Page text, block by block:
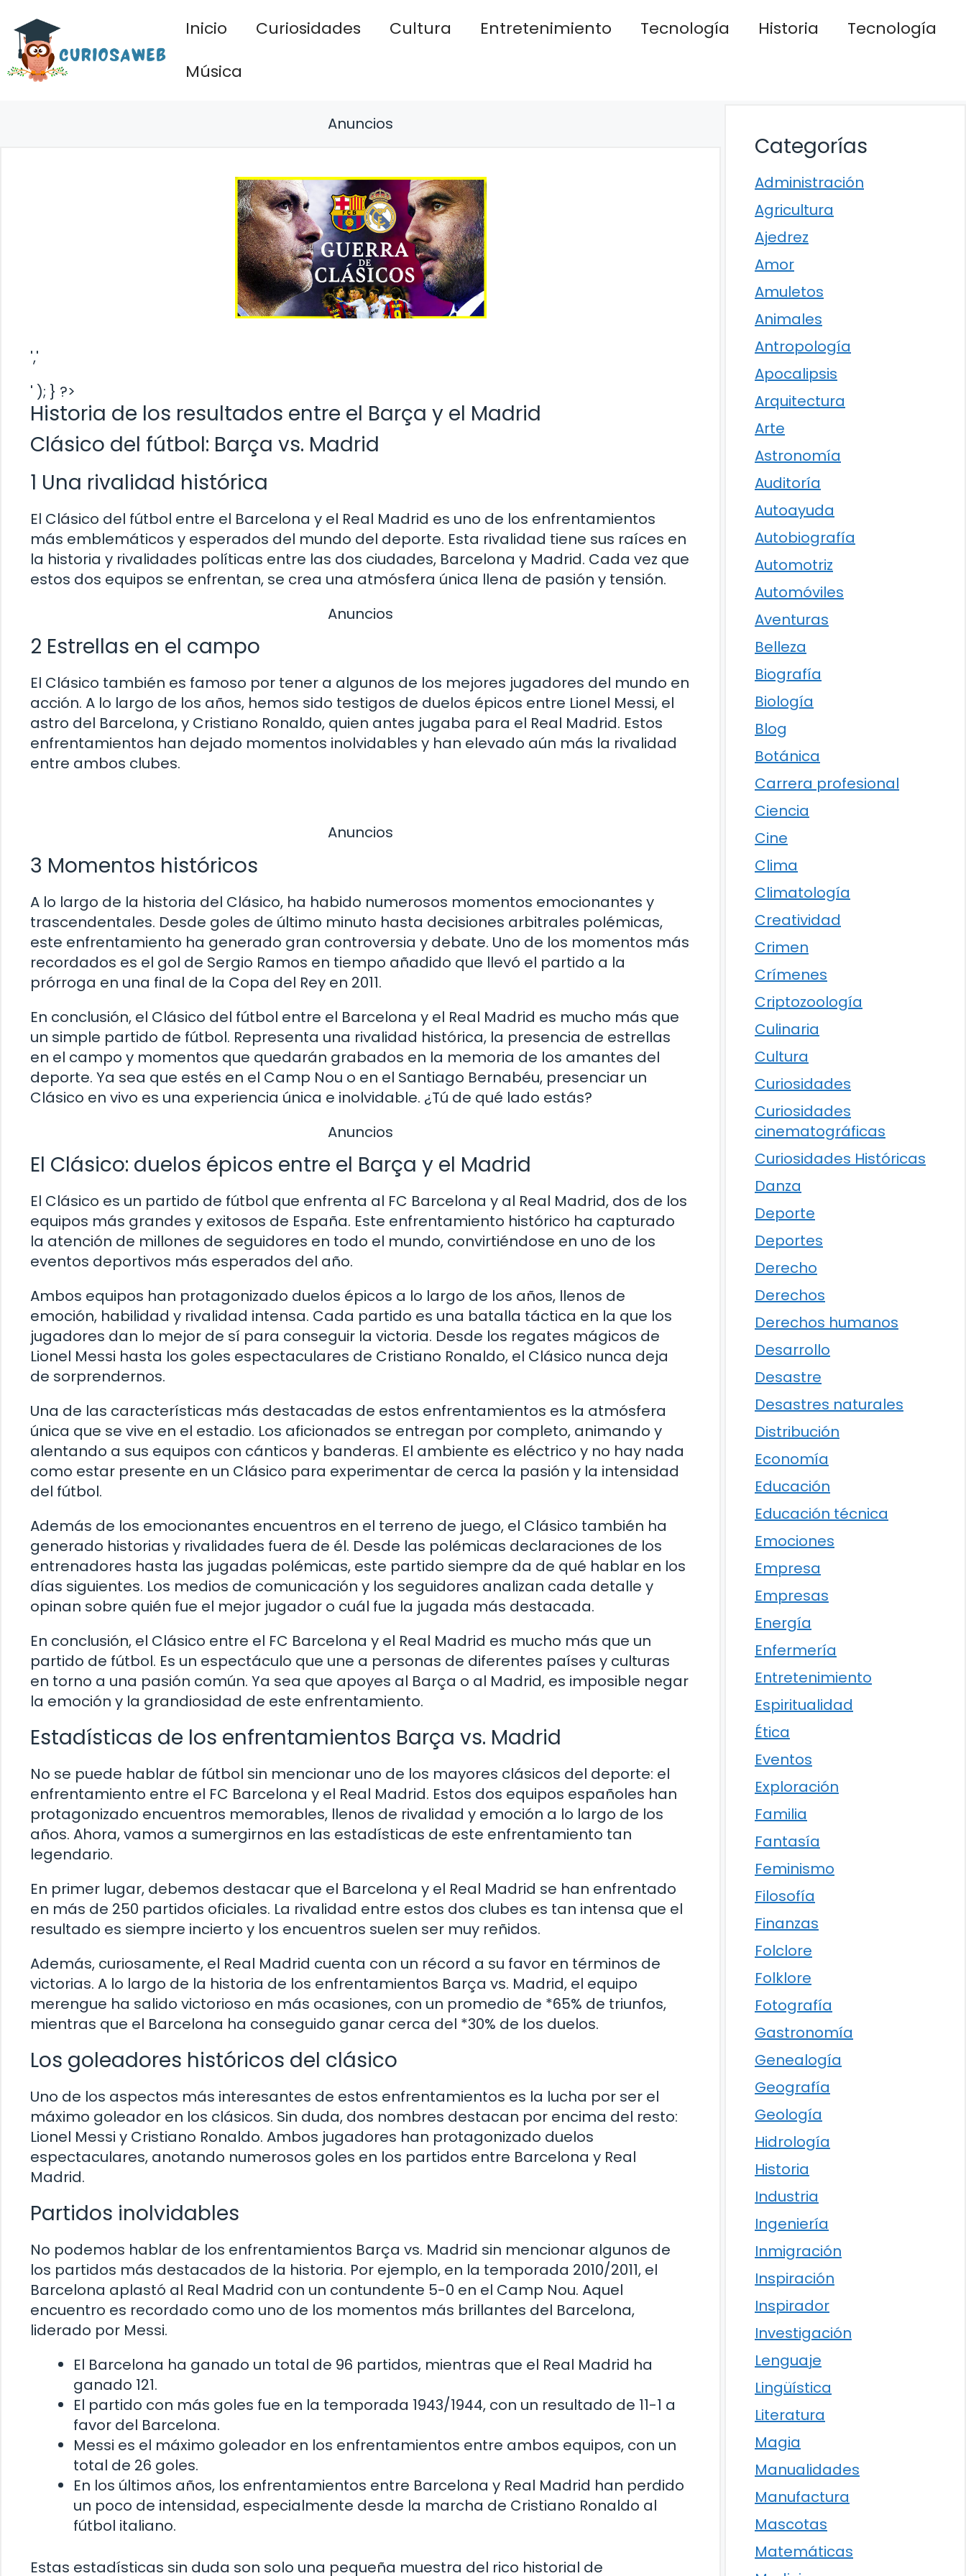
contenido
Inicio Curiosidades Cultura Entretenimiento Tecnología Historia
Tecnología
Música
Anuncios
','
' ); } ?>
Historia de los resultados entre el Barça y el Madrid
Clásico del fútbol: Barça vs. Madrid
1 Una rivalidad histórica
El Clásico del fútbol entre el Barcelona y el Real Madrid es uno de los enfrentamientos
más emblemáticos y esperados del mundo del deporte. Esta rivalidad tiene sus raíces en
la historia y rivalidades políticas entre las dos ciudades, Barcelona y Madrid. Cada vez que
estos dos equipos se enfrentan, se crea una atmósfera única llena de pasión y tensión.
Anuncios
2 Estrellas en el campo
El Clásico también es famoso por tener a algunos de los mejores jugadores del mundo en
acción. A lo largo de los años, hemos sido testigos de duelos épicos entre Lionel Messi, el
astro del Barcelona, y Cristiano Ronaldo, quien antes jugaba para el Real Madrid. Estos
enfrentamientos han dejado momentos inolvidables y han elevado aún más la rivalidad
entre ambos clubes.
Anuncios
3 Momentos históricos
A lo largo de la historia del Clásico, ha habido numerosos momentos emocionantes y
trascendentales. Desde goles de último minuto hasta decisiones arbitrales polémicas,
este enfrentamiento ha generado gran controversia y debate. Uno de los momentos más
recordados es el gol de Sergio Ramos en tiempo añadido que llevó el partido a la
prórroga en una final de la Copa del Rey en 2011.
En conclusión, el Clásico del fútbol entre el Barcelona y el Real Madrid es mucho más que
un simple partido de fútbol. Representa una rivalidad histórica, la presencia de estrellas
en el campo y momentos que quedarán grabados en la memoria de los amantes del
deporte. Ya sea que estés en el Camp Nou o en el Santiago Bernabéu, presenciar un
Clásico en vivo es una experiencia única e inolvidable. ¿Tú de qué lado estás?
Anuncios
El Clásico: duelos épicos entre el Barça y el Madrid
El Clásico es un partido de fútbol que enfrenta al FC Barcelona y al Real Madrid, dos de los
equipos más grandes y exitosos de España. Este enfrentamiento histórico ha capturado
la atención de millones de seguidores en todo el mundo, convirtiéndose en uno de los
eventos deportivos más esperados del año.
Ambos equipos han protagonizado duelos épicos a lo largo de los años, llenos de
emoción, habilidad y rivalidad intensa. Cada partido es una batalla táctica en la que los
jugadores dan lo mejor de sí para conseguir la victoria. Desde los regates mágicos de
Lionel Messi hasta los goles espectaculares de Cristiano Ronaldo, el Clásico nunca deja
de sorprendernos.
Una de las características más destacadas de estos enfrentamientos es la atmósfera
única que se vive en el estadio. Los aficionados se entregan por completo, animando y
alentando a sus equipos con cánticos y banderas. El ambiente es eléctrico y no hay nada
como estar presente en un Clásico para experimentar de cerca la pasión y la intensidad
del fútbol.
Además de los emocionantes encuentros en el terreno de juego, el Clásico también ha
generado historias y rivalidades fuera de él. Desde las polémicas declaraciones de los
entrenadores hasta las jugadas polémicas, este partido siempre da de qué hablar en los
días siguientes. Los medios de comunicación y los seguidores analizan cada detalle y
opinan sobre quién fue el mejor jugador o cuál fue la jugada más destacada.
En conclusión, el Clásico entre el FC Barcelona y el Real Madrid es mucho más que un
partido de fútbol. Es un espectáculo que une a personas de diferentes países y culturas
en torno a una pasión común. Ya sea que apoyes al Barça o al Madrid, es imposible negar
la emoción y la grandiosidad de este enfrentamiento.
Estadísticas de los enfrentamientos Barça vs. Madrid
No se puede hablar de fútbol sin mencionar uno de los mayores clásicos del deporte: el
enfrentamiento entre el FC Barcelona y el Real Madrid. Estos dos equipos españoles han
protagonizado encuentros memorables, llenos de rivalidad y emoción a lo largo de los
años. Ahora, vamos a sumergirnos en las estadísticas de este enfrentamiento tan
legendario.
En primer lugar, debemos destacar que el Barcelona y el Real Madrid se han enfrentado
en más de 250 partidos oficiales. La rivalidad entre estos dos clubes es tan intensa que el
resultado es siempre incierto y los encuentros suelen ser muy reñidos.
Además, curiosamente, el Real Madrid cuenta con un récord a su favor en términos de
victorias. A lo largo de la historia de los enfrentamientos Barça vs. Madrid, el equipo
merengue ha salido victorioso en más ocasiones, con un promedio de *65% de triunfos,
mientras que el Barcelona ha conseguido ganar cerca del *30% de los duelos.
Los goleadores históricos del clásico
Uno de los aspectos más interesantes de estos enfrentamientos es la lucha por ser el
máximo goleador en los clásicos. Sin duda, dos nombres destacan por encima del resto:
Lionel Messi y Cristiano Ronaldo. Ambos jugadores han protagonizado duelos
espectaculares, anotando numerosos goles en los partidos entre Barcelona y Real
Madrid.
Partidos inolvidables
No podemos hablar de los enfrentamientos Barça vs. Madrid sin mencionar algunos de
los partidos más destacados de la historia. Por ejemplo, en la temporada 2010/2011, el
Barcelona aplastó al Real Madrid con un contundente 5-0 en el Camp Nou. Aquel
encuentro es recordado como uno de los momentos más brillantes del Barcelona,
liderado por Messi.
El Barcelona ha ganado un total de 96 partidos, mientras que el Real Madrid ha
ganado 121.
El partido con más goles fue en la temporada 1943/1944, con un resultado de 11-1 a
favor del Barcelona.
Messi es el máximo goleador en los enfrentamientos entre ambos equipos, con un
total de 26 goles.
En los últimos años, los enfrentamientos entre Barcelona y Real Madrid han perdido
un poco de intensidad, especialmente desde la marcha de Cristiano Ronaldo al
fútbol italiano.
Estas estadísticas sin duda son solo una pequeña muestra del rico historial de
Categorías
Administración
Agricultura
Ajedrez
Amor
Amuletos
Animales
Antropología
Apocalipsis
Arquitectura
Arte
Astronomía
Auditoría
Autoayuda
Autobiografía
Automotriz
Automóviles
Aventuras
Belleza
Biografía
Biología
Blog
Botánica
Carrera profesional
Ciencia
Cine
Clima
Climatología
Creatividad
Crimen
Crímenes
Criptozoología
Culinaria
Cultura
Curiosidades
Curiosidades
cinematográficas
Curiosidades Históricas
Danza
Deporte
Deportes
Derecho
Derechos
Derechos humanos
Desarrollo
Desastre
Desastres naturales
Distribución
Economía
Educación
Educación técnica
Emociones
Empresa
Empresas
Energía
Enfermería
Entretenimiento
Espiritualidad
Ética
Eventos
Exploración
Familia
Fantasía
Feminismo
Filosofía
Finanzas
Folclore
Folklore
Fotografía
Gastronomía
Genealogía
Geografía
Geología
Hidrología
Historia
Industria
Ingeniería
Inmigración
Inspiración
Inspirador
Investigación
Lenguaje
Lingüística
Literatura
Magia
Manualidades
Manufactura
Mascotas
Matemáticas